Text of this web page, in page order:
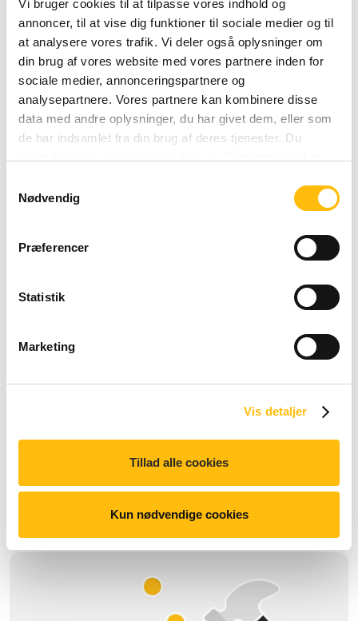
Vi bruger cookies til at tilpasse vores indhold og
annoncer, til at vise dig funktioner til sociale medier og til
at analysere vores trafik. Vi deler også oplysninger om
din brug af vores website med vores partnere inden for
sociale medier, annonceringspartnere og
analysepartnere. Vores partnere kan kombinere disse
data med andre oplysninger, du har givet dem, eller som
de har indsamlet fra din brug af deres tjenester. Du
Nødvendig
Præferencer
Statistik
Marketing
Vis detaljer
Tillad alle cookies
Kun nødvendige cookies